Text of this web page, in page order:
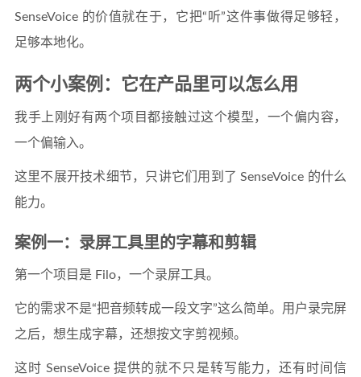
SenseVoice 的价值就在于，它把“听”这件事做得足够轻，
足够本地化。
两个小案例：它在产品里可以怎么用
我手上刚好有两个项目都接触过这个模型，一个偏内容，
一个偏输入。
这里不展开技术细节，只讲它们用到了 SenseVoice 的什么
能力。
案例一：录屏工具里的字幕和剪辑
第一个项目是 Filo，一个录屏工具。
它的需求不是“把音频转成一段文字”这么简单。用户录完屏
之后，想生成字幕，还想按文字剪视频。
这时 SenseVoice 提供的就不只是转写能力，还有时间信